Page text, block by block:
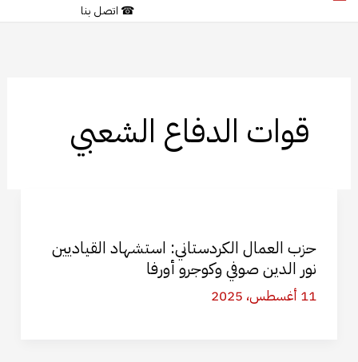
☎ اتصل بنا
قوات الدفاع الشعبي
حزب العمال الكردستاني: استشهاد القياديين
نور الدين صوفي وكوجرو أورفا
11 أغسطس، 2025